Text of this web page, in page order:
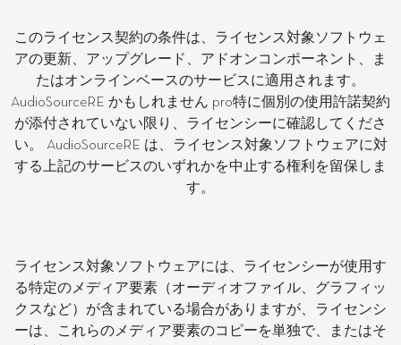
このライセンス契約の条件は、ライセンス対象ソフトウェ
アの更新、アップグレード、アドオンコンポーネント、ま
たはオンラインベースのサービスに適用されます。
AudioSourceRE かもしれません pro特に個別の使用許諾契約
が添付されていない限り、ライセンシーに確認してくださ
い。 AudioSourceRE は、ライセンス対象ソフトウェアに対
する上記のサービスのいずれかを中止する権利を留保しま
す。
ライセンス対象ソフトウェアには、ライセンシーが使用す
る特定のメディア要素（オーディオファイル、グラフィッ
クスなど）が含まれている場合がありますが、ライセンシ
ーは、これらのメディア要素のコピーを単独で、またはそ